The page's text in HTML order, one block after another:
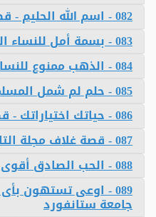
082 - اسم الله الحليم - قصة واقعية
083 - بسمة أمل للنساء الطموحات
084 - الذهب ممنوع للنساء الجميلات - قصة و عبرة
085 - حلم لم شمل المسلمين - قصة فوزان خان
086 - حياتك اختياراتك - قصة بلال
087 - قصة غلاف مجلة التايم - عمرو خالد
088 - الحب الصادق أقوى من المشاكل
089 - اوعى تستهون
جامعة ستانفورد